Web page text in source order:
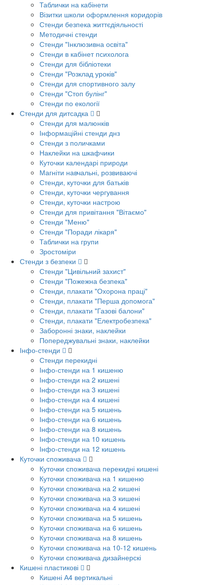
Таблички на кабінети
Візитки школи оформлення коридорів
Стенди безпека життєдіяльності
Методичні стенди
Стенди "Інклюзивна освіта"
Стенди в кабінет психолога
Стенди для бібліотеки
Стенди "Розклад уроків"
Стенди для спортивного залу
Стенди "Стоп булінг"
Стенди по екології
Стенди для дитсадка
Стенди для малюнків
Інформаційні стенди днз
Стенди з поличками
Наклейки на шкафчики
Куточки календарі природи
Магніти навчальні, розвиваючі
Стенди, куточки для батьків
Стенди, куточки чергування
Стенди, куточки настрою
Стенди для привітання "Вітаємо"
Стенди "Меню"
Стенди "Поради лікаря"
Таблички на групи
Зростоміри
Стенди з безпеки
Стенди "Цивільний захист"
Стенди "Пожежна безпека"
Стенди, плакати "Охорона праці"
Стенди, плакати "Перша допомога"
Стенди, плакати "Газові балони"
Стенди, плакати "Електробезпека"
Заборонні знаки, наклейки
Попереджувальні знаки, наклейки
Інфо-стенди
Стенди перекидні
Інфо-стенди на 1 кишеню
Інфо-стенди на 2 кишені
Інфо-стенди на 3 кишені
Інфо-стенди на 4 кишені
Інфо-стенди на 5 кишень
Інфо-стенди на 6 кишень
Інфо-стенди на 8 кишень
Інфо-стенди на 10 кишень
Інфо-стенди на 12 кишень
Куточки споживача
Куточки споживача перекидні кишені
Куточки споживача на 1 кишеню
Куточки споживача на 2 кишені
Куточки споживача на 3 кишені
Куточки споживача на 4 кишені
Куточки споживача на 5 кишень
Куточки споживача на 6 кишень
Куточки споживача на 8 кишень
Куточки споживача на 10-12 кишень
Куточки споживача дизайнерскі
Кишені пластикові
Кишені А4 вертикальні